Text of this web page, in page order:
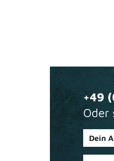
+49
Oder